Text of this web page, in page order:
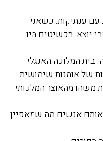
ענתיקות. כשאני
על כתר מהמאה ה18 ליבי יוצא. תכשיטים היו
בית המלוכה האנגלי
של אומנות שימושית.
משהו מהאוצר המלכותי
אנשים מה שמאפיין